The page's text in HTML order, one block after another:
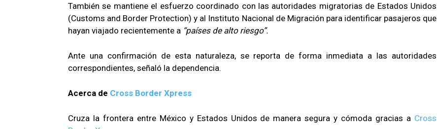
También se mantiene el esfuerzo coordinado con las autoridades migratorias de Estados Unidos
(Customs and Border Protection) y al Instituto Nacional de Migración para identificar pasajeros que
hayan viajado recientemente a “países de alto riesgo”.
Ante una confirmación de esta naturaleza, se reporta de forma inmediata a las autoridades
correspondientes, señaló la dependencia.
Acerca de Cross Border Xpress
Cruza la frontera entre México y Estados Unidos de manera segura y cómoda gracias a Cross